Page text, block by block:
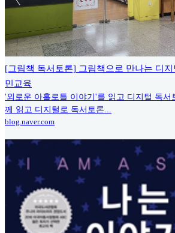
[그림책 독서토론] 그림책으로 만나는 디지
민교육
'외로운 아홀로틀 이야기'를 읽고 디지털 독서
께 읽고 디지털로 독서토론...
blog.naver.com